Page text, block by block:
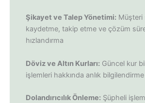
Şikayet ve Talep Yönetimi:Müşteri
kaydetme, takip etme ve çözüm
hızlandırma
Döviz ve Altın Kurları:Güncel kur
işlemleri hakkında anlık bilgilendirme
Dolandırıcılık Önleme:Şüpheli